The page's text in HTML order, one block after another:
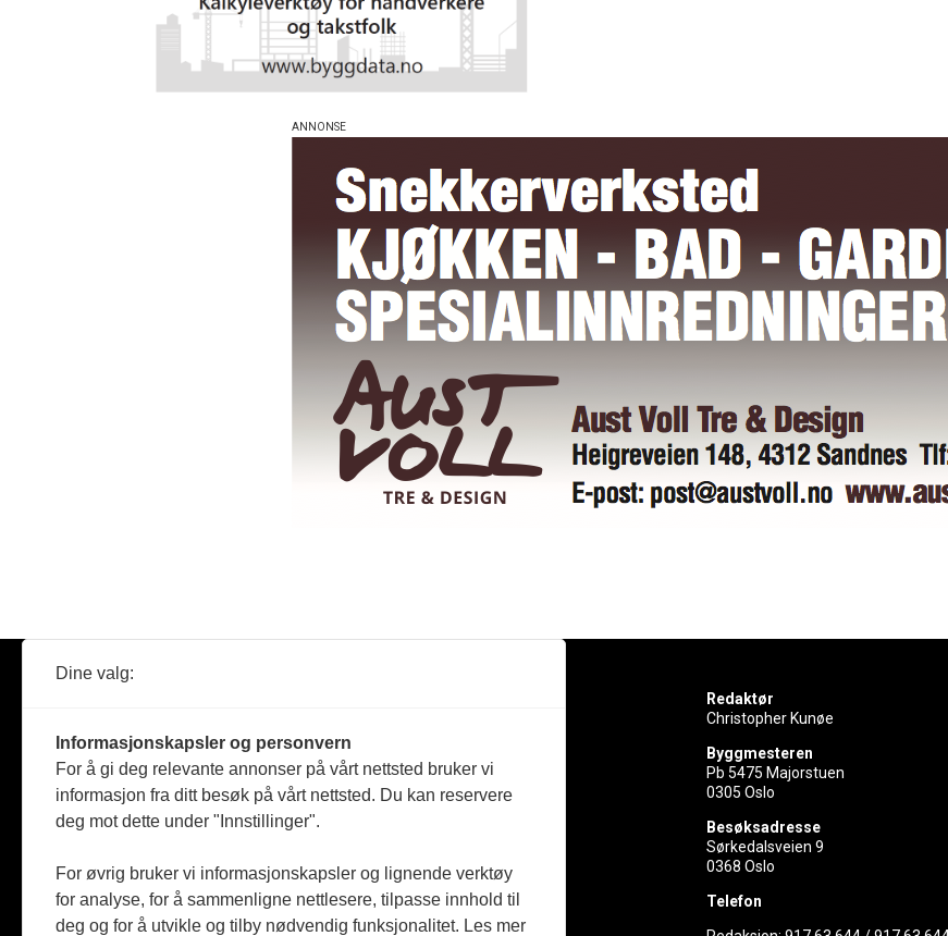
Reportasje
Produkter
Jobbmarked
Redaktør
Christopher Kunøe
Byggmesteren
Pb 5475 Majorstuen
0305 Oslo
Besøksadresse
Sørkedalsveien 9
0368 Oslo
Telefon
Dine valg:
Informasjonskapsler og personvern
For å gi deg relevante annonser på vårt nettsted bruker vi
informasjon fra ditt besøk på vårt nettsted. Du kan reservere
deg mot dette under "Innstillinger".
For øvrig bruker vi informasjonskapsler og lignende verktøy
for analyse, for å sammenligne nettlesere, tilpasse innhold til
deg og for å utvikle og tilby nødvendig funksjonalitet. Les mer